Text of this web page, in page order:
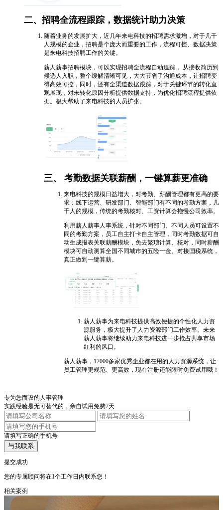
二、招聘全流程跟踪，数据统计助力决策
随着业务的发展扩大，近几年来电科技的招聘需求激增，对于几千
人规模的企业，招聘是个庞大而重要的工作，流程可控、数据决策
是来电科技招聘工作的关键。
薪人薪事招聘模块，可以实现招聘全流程自动追踪， 从接收简历到
候选人入职，整个缓解清晰可见，大大节省了沟通成本，让招聘变
得高效可控，同时，还有全渠道数据跟踪，对于关键环节的转化直
观展现，对未转化原因分析提供数据支持，为优化招聘流程提供依
据。极大帮助了来电科技的人员扩张。
三、 考勤数据关联薪酬，一键算薪更准确
来电科技的规模日益增大，对考勤、薪酬管理都有更高的要
求：线下运营、研发部门、智能部门有不同的考勤方案，几
千人的规模，传统的考勤核对、工资计算会拖慢公司效率。
利用薪人薪事人事系统，针对不同部门、不同人员可设置不
同的考勤方案，员工自主打卡自主管理，同时考勤数据可自
动生成报表关联薪酬模块，免去繁琐计算、核对，同时薪酬
模块可自动测算全国不同城市的五险一金、对接国税系统，
真正做到一键算薪。
薪人薪事为来电科技提供高效便捷的个性化人力资
源服务，极大提升了人力资源部门工作效率。未来
薪人薪事将继续助力来电科技进一步抢占共享市场
红利的风口。
薪人薪事，17000多家优秀企业都在用的人力资源系统，让
员工管理更规范、更高效，现在注册还能限时免费试用哦！
专为您而设的人事管理
实践经验是无可替代的，亲自试用免费7天
请填写正确的手机号
与我联系
提交成功
您的专属顾问将在1个工作日内联系您！
相关案例